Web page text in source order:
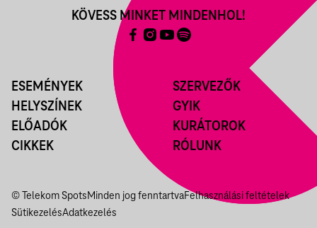
ESEMÉNYEK
HELYSZÍNEK
ELŐADÓK
CIKKEK
SZERVEZŐK
GYIK
KURÁTOROK
RÓLUNK
KÖVESS MINKET MINDENHOL!
© Telekom SpotsMinden jog fenntartvaFelhasználási feltételek
SütikezelésAdatkezelés